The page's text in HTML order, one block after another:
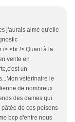
j'aurais aimé qu'elle
> <br /> Quant à la
vente en
un
vétérinaire le
de nombreux
des dames qui
de ces poisons
bcp d'entre nous